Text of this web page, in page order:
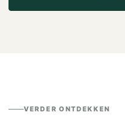
VERDER ONTDEKKEN